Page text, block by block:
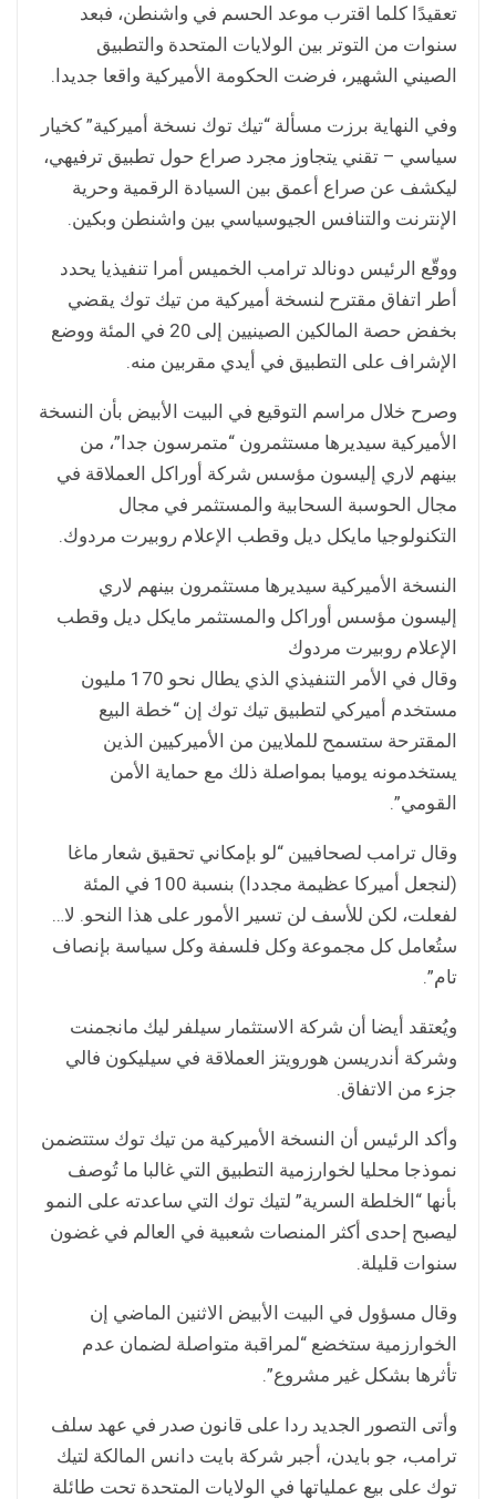
تعقيدًا كلما اقترب موعد الحسم في واشنطن، فبعد
سنوات من التوتر بين الولايات المتحدة والتطبيق
الصيني الشهير، فرضت الحكومة الأميركية واقعا جديدا.
وفي النهاية برزت مسألة “تيك توك نسخة أميركية” كخيار
سياسي – تقني يتجاوز مجرد صراع حول تطبيق ترفيهي،
ليكشف عن صراع أعمق بين السيادة الرقمية وحرية
الإنترنت والتنافس الجيوسياسي بين واشنطن وبكين.
ووقّع الرئيس دونالد ترامب الخميس أمرا تنفيذيا يحدد
أطر اتفاق مقترح لنسخة أميركية من تيك توك يقضي
بخفض حصة المالكين الصينيين إلى 20 في المئة ووضع
الإشراف على التطبيق في أيدي مقربين منه.
وصرح خلال مراسم التوقيع في البيت الأبيض بأن النسخة
الأميركية سيديرها مستثمرون “متمرسون جدا”، من
بينهم لاري إليسون مؤسس شركة أوراكل العملاقة في
مجال الحوسبة السحابية والمستثمر في مجال
التكنولوجيا مايكل ديل وقطب الإعلام روبيرت مردوك.
النسخة الأميركية سيديرها مستثمرون بينهم لاري
إليسون مؤسس أوراكل والمستثمر مايكل ديل وقطب
الإعلام روبيرت مردوك
وقال في الأمر التنفيذي الذي يطال نحو 170 مليون
مستخدم أميركي لتطبيق تيك توك إن “خطة البيع
المقترحة ستسمح للملايين من الأميركيين الذين
يستخدمونه يوميا بمواصلة ذلك مع حماية الأمن
القومي”.
وقال ترامب لصحافيين “لو بإمكاني تحقيق شعار ماغا
(لنجعل أميركا عظيمة مجددا) بنسبة 100 في المئة
لفعلت، لكن للأسف لن تسير الأمور على هذا النحو. لا…
ستُعامل كل مجموعة وكل فلسفة وكل سياسة بإنصاف
تام”.
ويُعتقد أيضا أن شركة الاستثمار سيلفر ليك مانجمنت
وشركة أندريسن هورويتز العملاقة في سيليكون فالي
جزء من الاتفاق.
وأكد الرئيس أن النسخة الأميركية من تيك توك ستتضمن
نموذجا محليا لخوارزمية التطبيق التي غالبا ما تُوصف
بأنها “الخلطة السرية” لتيك توك التي ساعدته على النمو
ليصبح إحدى أكثر المنصات شعبية في العالم في غضون
سنوات قليلة.
وقال مسؤول في البيت الأبيض الاثنين الماضي إن
الخوارزمية ستخضع “لمراقبة متواصلة لضمان عدم
تأثرها بشكل غير مشروع”.
وأتى التصور الجديد ردا على قانون صدر في عهد سلف
ترامب، جو بايدن، أجبر شركة بايت دانس المالكة لتيك
توك على بيع عملياتها في الولايات المتحدة تحت طائلة